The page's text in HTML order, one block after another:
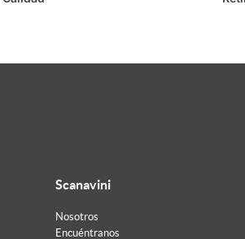
Scanavini
Nosotros
Encuéntranos